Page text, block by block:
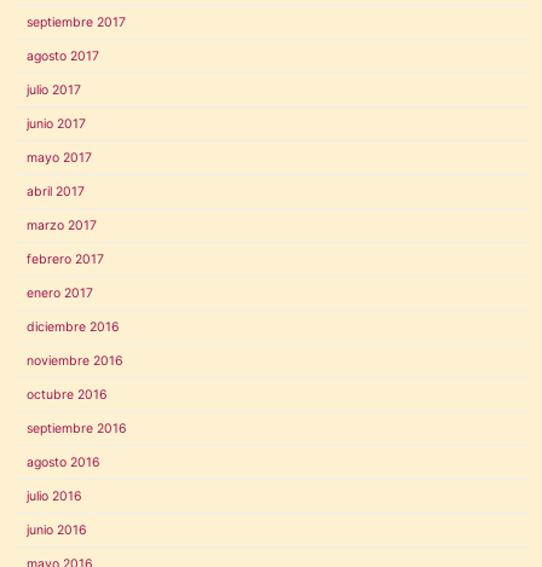
septiembre 2017
agosto 2017
julio 2017
junio 2017
mayo 2017
abril 2017
marzo 2017
febrero 2017
enero 2017
diciembre 2016
noviembre 2016
octubre 2016
septiembre 2016
agosto 2016
julio 2016
junio 2016